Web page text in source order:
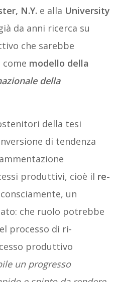
N.Y. e alla University
da anni ricerca su
che sarebbe
modello della
della
della tesi
di tendenza
produttivi, cioè il re-
un
che ruolo potrebbe
processo di ri-
produttivo
un progresso